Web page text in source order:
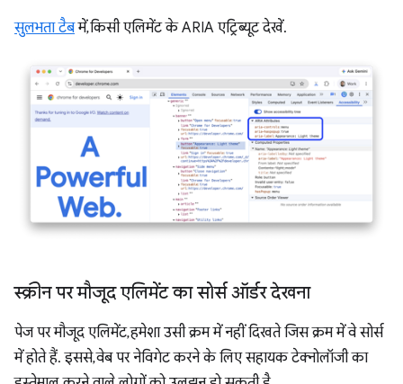
सुलभता टैबमें, किसी एलिमेंट के ARIA एट्रिब्यूट देखें.
स्क्रीन पर मौजूद एलिमेंट का सोर्स ऑर्डर देखना
पेज पर मौजूद एलिमेंट, हमेशा उसी क्रम में नहीं दिखते जिस क्रम में वे सोर्स
में होते हैं. इससे, वेब पर नेविगेट करने के लिए सहायक टेक्नोलॉजी का